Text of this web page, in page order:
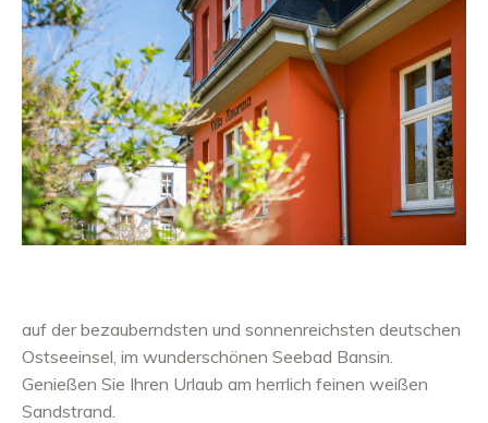
auf der bezauberndsten und sonnenreichsten deutschen
Ostseeinsel, im wunderschönen Seebad Bansin.
Genießen Sie Ihren Urlaub am herrlich feinen weißen
Sandstrand.